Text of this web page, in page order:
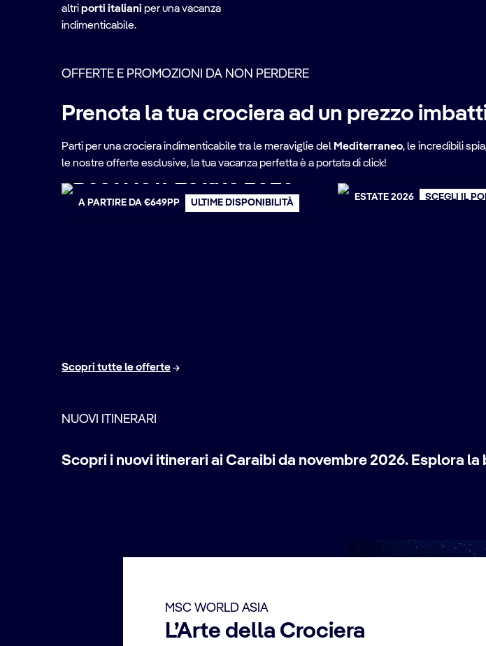
altriporti italiani per una vacanza
indimenticabile.
OFFERTE E PROMOZIONI DA NON PERDERE
Prenota la tua crociera ad un prezzo
Parti per una crociera indimenticabile tra le meraviglie del Mediterraneo, le incredibili
le nostre offerte esclusive, la tua vacanza perfetta è a portata di click!
A PARTIRE DA €649PP ULTIME DISPONIBILITÀ
Best Now Estate 2026
ESTATE 2026 SCEGLI IL
Crociere
Francia
Scopri tutte le offerte
NUOVI ITINERARI
Scopri i nuovi itinerari ai Caraibi da novembre 2026. Esplora
MSC WORLD ASIA
L’Arte della Crociera